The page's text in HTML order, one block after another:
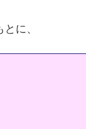
とに、